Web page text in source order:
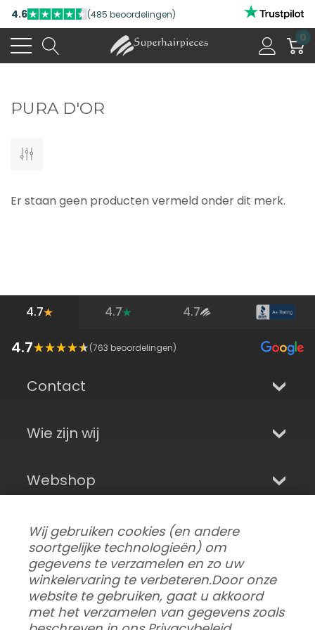
4.6 (485 beoordelingen)
0
PURA D'OR
Er staan geen producten vermeld onder dit merk.
4.7 4.7 4.7
4.7 (763 beoordelingen)
Contact
Wie zijn wij
Webshop
Aanmelden en sociale media
Wij gebruiken cookies (en andere
soortgelijke technologieën) om
gegevens te verzamelen en zo uw
winkelervaring te verbeteren.Door onze
website te gebruiken, gaat u akkoord
met het verzamelen van gegevens zoals